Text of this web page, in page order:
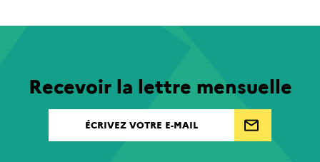
Recevoir la lettre mensuelle